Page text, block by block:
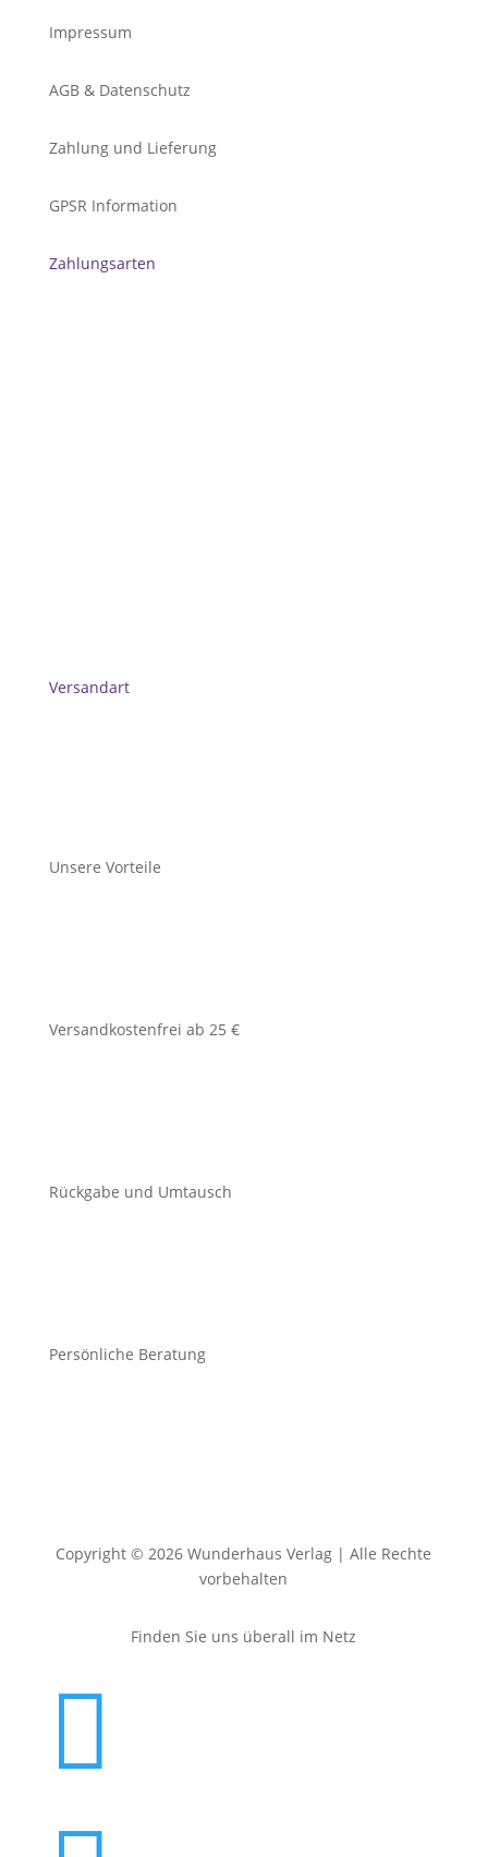
Impressum
AGB & Datenschutz
Zahlung und Lieferung
GPSR Information
Zahlungsarten
Versandart
Unsere Vorteile
Versandkostenfrei ab 25 €
Rückgabe und Umtausch
Persönliche Beratung
Copyright © 2026 Wunderhaus Verlag | Alle Rechte
vorbehalten
Finden Sie uns überall im Netz
